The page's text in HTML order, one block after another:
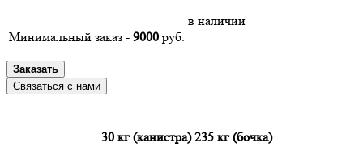
Минимальный заказ - 9000 руб.
в наличии
Заказать
Связаться с нами
30 кг (канистра) 235 кг (бочка)